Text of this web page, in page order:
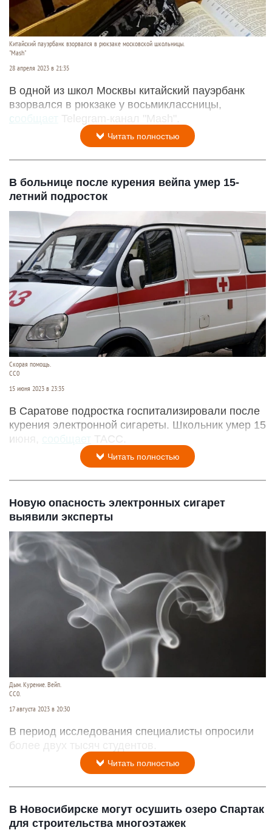
Китайский пауэрбанк взорвался в рюкзаке московской школьницы.
"Mash"
28 апреля 2023 в 21:35
В одной из школ Москвы китайский пауэрбанк
взорвался в рюкзаке у восьмиклассницы,
сообщает
Telegram-канал "Mash".
Читать полностью
В больнице после курения вейпа умер 15-
летний подросток
Скорая помощь.
CC0
15 июня 2023 в 23:35
В Саратове подростка госпитализировали после
курения электронной сигареты. Школьник умер 15
июня,
сообщает ТАСС.
Читать полностью
Новую опасность электронных сигарет
выявили эксперты
Дым. Курение. Вейп.
СС0.
17 августа 2023 в 20:30
В период исследования специалисты опросили
более двух тысяч студентов.
Читать полностью
В Новосибирске могут осушить озеро Спартак
для строительства многоэтажек